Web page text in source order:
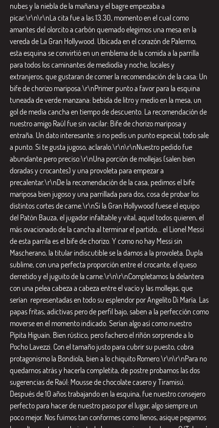
nubes y la niebla de la mañana y el bagre empezaba a
picar.\r\n\r\nLa cita fue a las 13.30, momento en el cual como
amantes del olorcito a carbón quemado elegimos una mesa en la
vereda de La Gran Hollywood. Ubicada en el corazón de Palermo,
esta esquina se convirtió en un emblema de la comida a la parrilla
para todos los caminantes de mediodía y noche, locales y
extranjeros, que gustaran de comer la recomendación de la casa: Un
bife de chorizo mariposa.\r\nPrimer punto a favor para la esquina
tuneada de verde manzana: bebida de litro y medio en la mesa, un
gol de media cancha en tiempo de descuento. La recomendación de
nuestro amigo Raúl fue sin vacilar: Bife de chorizo mariposa y
entraña. Un dato interesante: si no pedís un punto especial, todo sale
a punto. Si te gusta jugoso, aclaralo.\r\n\r\nNuestro pedido fue
abundante pero preciso:\r\nUna porción de mollejas (salen bien
doradas y crocantes) y una provoleta para empezar a
precalentar.\r\nDe la recomendación de la casa, pedimos el bife
mariposa bien jugoso y una parrillada para dos, cosa de probar los
distintos cortes de carne.\r\nSi la Gran Hollywood fuese el equipo
del Patón Bauza, el jugador infaltable y vital, aquel todos quieren, el
más ovacionado de la cancha al terminar el partido… el Lionel Messi
de esta parrila es el bife de chorizo. Y como no hay Messi sin
Mascherano, la titular indiscutible se la damos a la provoleta. Dupla
sublime, con una perfecta proporción entre el crocante, el queso
derretido y el juguito de la carne.\r\n\r\nCompletamos la delantera
con una pelea cabeza a cabeza entre el vacío y las mollejas, que
serían representadas en todo su esplendor por Angelito Di María. Las
papas fritas, adictivas pero de perfil bajo, saben a la perfección como
moverse en el momento indicado. Serían algo así como nuestro
Pipita Higuain. Bien rústico, pero fachero el riñón sorprende a lo
Pocho Lavezzi. Con el tamaño justo para cubrir su puesto, cobra
protagonismo la Bondiola, bien a lo chiquito Romero.\r\n\r\nPara no
quedarnos atrás y hacerla completita, de postre probamos las dos
sugerencias de Raúl: Mousse de chocolate casero y Tiramisú.
Después de 10 años trabajando en la esquina, fue nuestro consejero
perfecto para hacer de nuestro paso por el lugar, algo siempre un
poco mejor. Nos fuimos tan conformes como llenos, asique pegamos